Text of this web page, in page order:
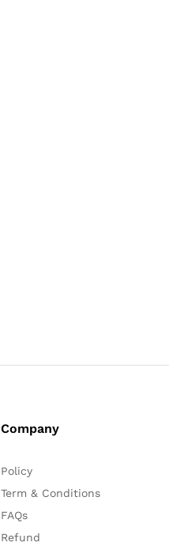
Company
Policy
Term & Conditions
FAQs
Refund